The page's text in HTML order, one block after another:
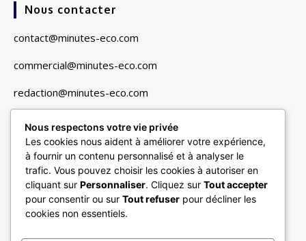
Nous contacter
contact@minutes-eco.com
commercial@minutes-eco.com
redaction@minutes-eco.com
Liens utiles
Navigation
Finance & Marchés
Entreprises & Secteurs
Nous respectons votre vie privée
Les cookies nous aident à améliorer votre expérience,
à fournir un contenu personnalisé et à analyser le
trafic. Vous pouvez choisir les cookies à autoriser en
cliquant sur Personnaliser. Cliquez sur Tout accepter
pour consentir ou sur Tout refuser pour décliner les
cookies non essentiels.